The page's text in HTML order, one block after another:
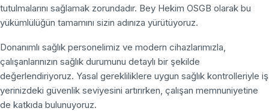
tutulmalarını sağlamak zorundadır. Bey Hekim OSGB olarak bu
yükümlülüğün tamamını sizin adınıza yürütüyoruz.
Donanımlı sağlık personelimiz ve modern cihazlarımızla,
çalışanlarınızın sağlık durumunu detaylı bir şekilde
değerlendiriyoruz. Yasal gerekliliklere uygun sağlık kontrolleriyle iş
yerinizdeki güvenlik seviyesini artırırken, çalışan memnuniyetine
de katkıda bulunuyoruz.